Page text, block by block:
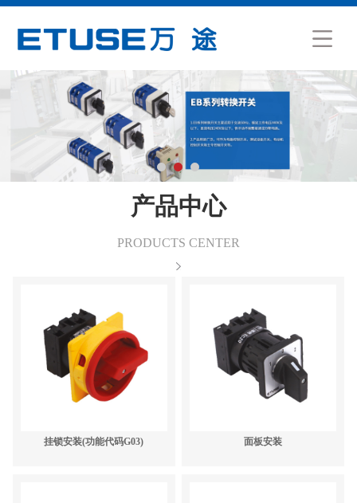
产品中心
PRODUCTS CENTER
挂锁安装(功能代码G03) 面板安装